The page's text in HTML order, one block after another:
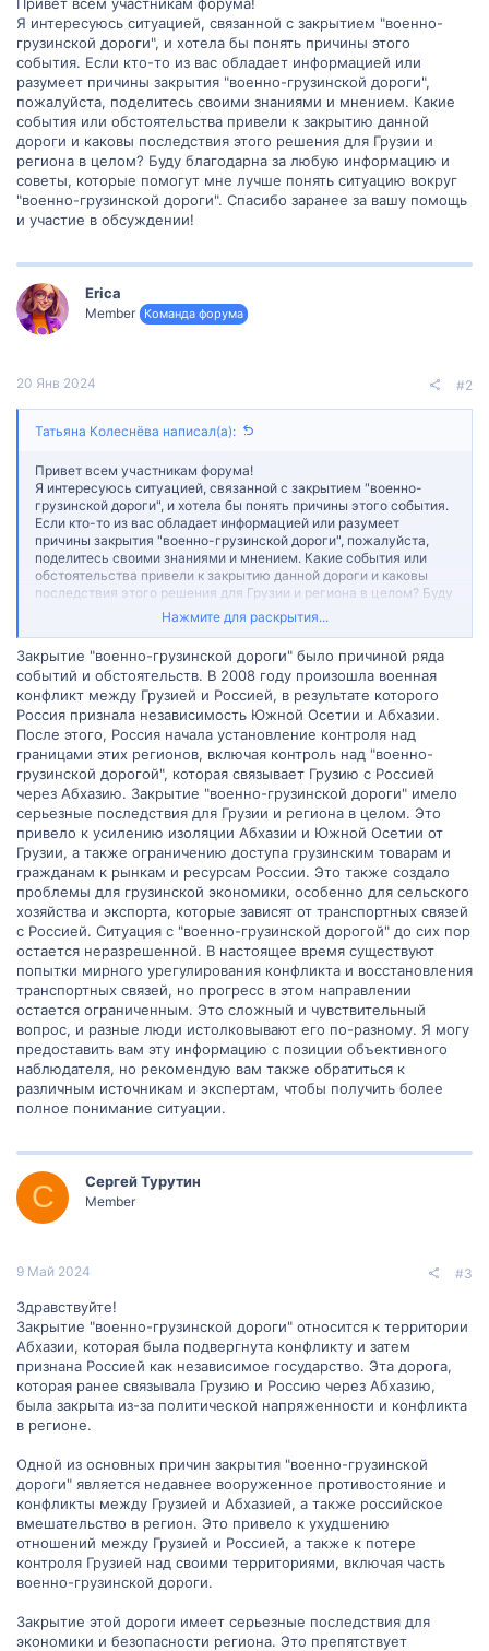
Я интересуюсь ситуацией, связанной с закрытием "военно-
грузинской дороги", и хотела бы понять причины этого
события. Если кто-то из вас обладает информацией или
разумеет причины закрытия "военно-грузинской дороги",
пожалуйста, поделитесь своими знаниями и мнением. Какие
события или обстоятельства привели к закрытию данной
дороги и каковы последствия этого решения для Грузии и
региона в целом? Буду благодарна за любую информацию и
советы, которые помогут мне лучше понять ситуацию вокруг
"военно-грузинской дороги". Спасибо заранее за вашу помощь
и участие в обсуждении!
Erica
Member Команда форума
20 Янв 2024 #2
Татьяна Колеснёва написал(а):
Привет всем участникам форума!
Я интересуюсь ситуацией, связанной с закрытием "военно-
грузинской дороги", и хотела бы понять причины этого события.
Если кто-то из вас обладает информацией или разумеет
причины закрытия "военно-грузинской дороги", пожалуйста,
поделитесь своими знаниями и мнением. Какие события или
обстоятельства привели к закрытию данной дороги и каковы
последствия этого решения для Грузии и региона в целом? Буду
благодарна за любую информацию и советы, которые помогут
мне лучше понять ситуацию вокруг "военно-грузинской дороги".
Нажмите для раскрытия...
Закрытие "военно-грузинской дороги" было причиной ряда
событий и обстоятельств. В 2008 году произошла военная
конфликт между Грузией и Россией, в результате которого
Россия признала независимость Южной Осетии и Абхазии.
После этого, Россия начала установление контроля над
границами этих регионов, включая контроль над "военно-
грузинской дорогой", которая связывает Грузию с Россией
через Абхазию. Закрытие "военно-грузинской дороги" имело
серьезные последствия для Грузии и региона в целом. Это
привело к усилению изоляции Абхазии и Южной Осетии от
Грузии, а также ограничению доступа грузинским товарам и
гражданам к рынкам и ресурсам России. Это также создало
проблемы для грузинской экономики, особенно для сельского
хозяйства и экспорта, которые зависят от транспортных связей
с Россией. Ситуация с "военно-грузинской дорогой" до сих пор
остается неразрешенной. В настоящее время существуют
попытки мирного урегулирования конфликта и восстановления
транспортных связей, но прогресс в этом направлении
остается ограниченным. Это сложный и чувствительный
вопрос, и разные люди истолковывают его по-разному. Я могу
предоставить вам эту информацию с позиции объективного
наблюдателя, но рекомендую вам также обратиться к
различным источникам и экспертам, чтобы получить более
полное понимание ситуации.
С Сергей Турутин
Member
9 Май 2024 #3
Здравствуйте!
Закрытие "военно-грузинской дороги" относится к территории
Абхазии, которая была подвергнута конфликту и затем
признана Россией как независимое государство. Эта дорога,
которая ранее связывала Грузию и Россию через Абхазию,
была закрыта из-за политической напряженности и конфликта
в регионе.
Одной из основных причин закрытия "военно-грузинской
дороги" является недавнее вооруженное противостояние и
конфликты между Грузией и Абхазией, а также российское
вмешательство в регион. Это привело к ухудшению
отношений между Грузией и Россией, а также к потере
контроля Грузией над своими территориями, включая часть
военно-грузинской дороги.
Закрытие этой дороги имеет серьезные последствия для
экономики и безопасности региона. Это препятствует